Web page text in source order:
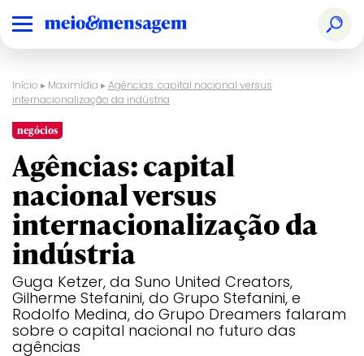
Início ▸ Maximídia ▸Agências: capital nacional versus
internacionalização da indústria
negócios
Agências: capital
nacional versus
internacionalização da
indústria
Guga Ketzer, da Suno United Creators,
Gilherme Stefanini, do Grupo Stefanini, e
Rodolfo Medina, do Grupo Dreamers falaram
sobre o capital nacional no futuro das
agências